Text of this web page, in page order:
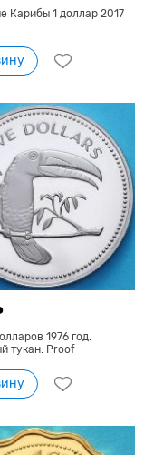
Карибы 1 доллар 2017
1976 год.
тукан. Proof